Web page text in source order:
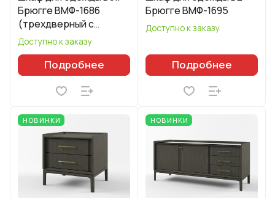
Брюгге ВМФ-1686
(трехдверный с
зеркалом)
Доступно к заказу
Подробнее
Брюгге ВМФ-1695
Доступно к заказу
Подробнее
НОВИНКИ НОВИНКИ